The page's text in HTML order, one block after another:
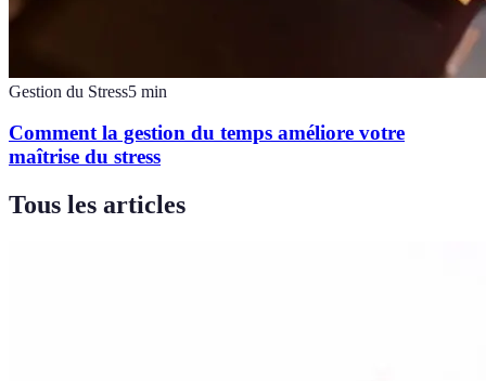
Gestion du Stress5 min
Comment la gestion du temps améliore votre
maîtrise du stress
Tous les articles